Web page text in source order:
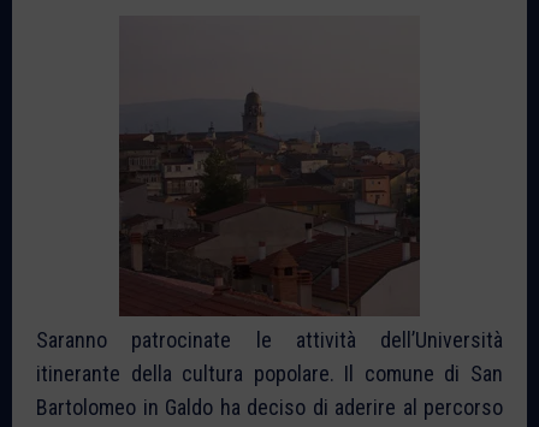
Saranno patrocinate le attività dell’Università
itinerante della cultura popolare. Il comune di San
Bartolomeo in Galdo ha deciso di aderire al percorso